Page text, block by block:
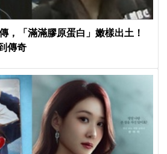
，「滿滿膠原蛋白」嫩樣出土！
傳奇